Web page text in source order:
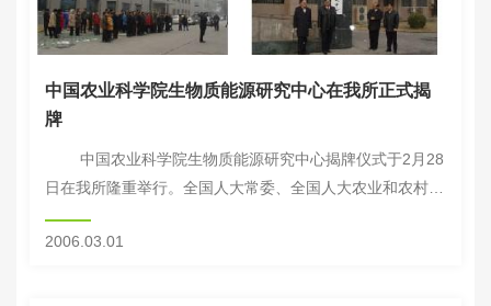
中国农业科学院生物质能源研究中心在我所正式揭
牌
中国农业科学院生物质能源研究中心揭牌仪式于2月28
日在我所隆重举行。全国人大常委、全国人大农业和农村工
作委员会副主任路明、科技部生物技术发展中心主任王宏
广、农业部科教司副司长杨雄年、中...
2006.03.01